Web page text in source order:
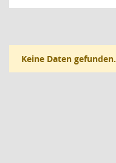
Keine Daten gefunden.